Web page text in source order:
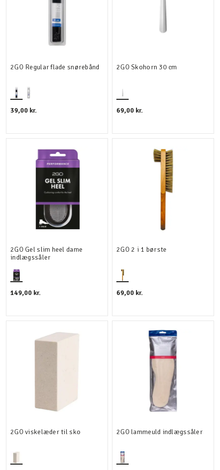
2GO Regular flade snørebånd
39,00 kr.
2GO Skohorn 30 cm
69,00 kr.
2GO Gel slim heel dame
indlægssåler
149,00 kr.
2GO 2 i 1 børste
69,00 kr.
2GO viskelæder til sko 2GO lammeuld indlægssåler